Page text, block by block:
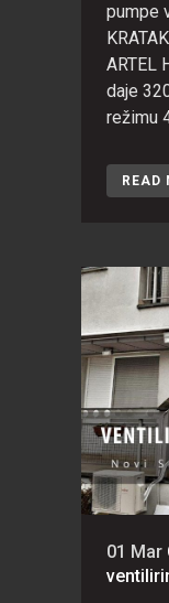
pumpe
ARTEL
daje
režimu
READ
01 Mar